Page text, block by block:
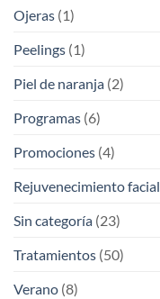
Ojeras (1)
Peelings (1)
Piel de naranja (2)
Programas (6)
Promociones (4)
Rejuvenecimiento facial
Sin categoría (23)
Tratamientos (50)
Verano (8)